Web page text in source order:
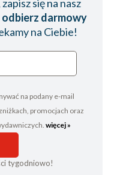
się na nasz
odbierz darmowy
na Ciebie!
na podany e-mail
promocjach oraz
więcej »
tygodniowo!